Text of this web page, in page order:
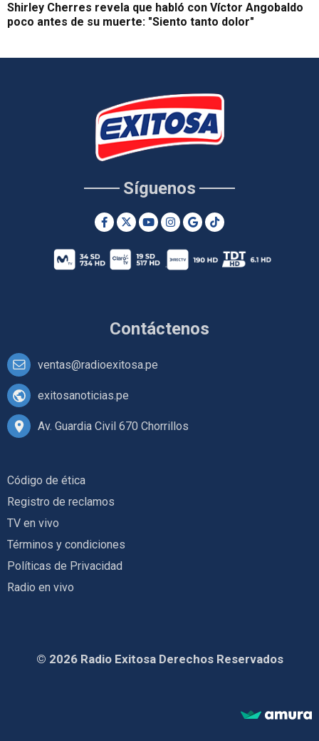
Shirley Cherres revela que habló con Víctor Angobaldo
poco antes de su muerte: "Siento tanto dolor"
Contáctenos
ventas@radioexitosa.pe
exitosanoticias.pe
Av. Guardia Civil 670 Chorrillos
Síguenos
Código de ética
Registro de reclamos
TV en vivo
Términos y condiciones
Políticas de Privacidad
Radio en vivo
© 2026 Radio Exitosa Derechos Reservados